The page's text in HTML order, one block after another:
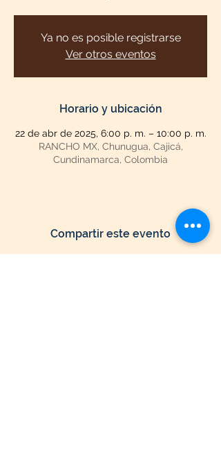
Ya no es posible registrarse
Ver otros eventos
Horario y ubicación
22 de abr de 2025, 6:00 p. m. – 10:00 p. m.
RANCHO MX, Chunugua, Cajicá,
Cundinamarca, Colombia
Compartir este evento